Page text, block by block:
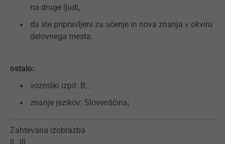
na druge ljudi,
da ste pripravljeni za učenje in nova znanja v okviru
delovnega mesta.
ostalo:
vozniški izpit: B; ,
znanje jezikov: Slovenščina;
Zahtevana izobrazba